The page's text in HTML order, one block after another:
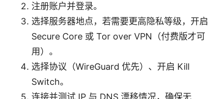
注册账户并登录。
选择服务器地点，若需要更高隐私等级，开启
Secure Core 或 Tor over VPN（付费版才可
用）。
选择协议（WireGuard 优先）、开启 Kill
Switch。
连接并测试 IP 与 DNS 漂移情况，确保无